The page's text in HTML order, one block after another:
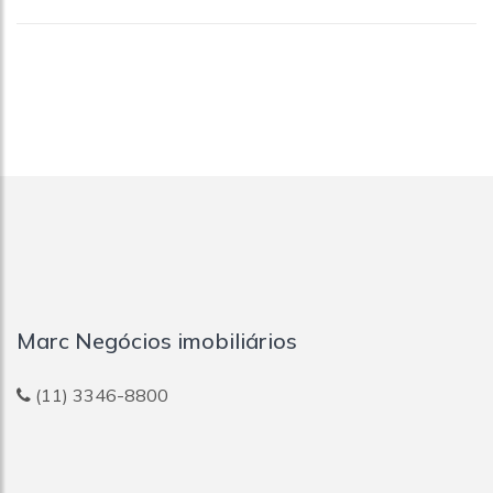
Morumbi
Pacaembu
Marc Negócios imobiliários
(11) 3346-8800